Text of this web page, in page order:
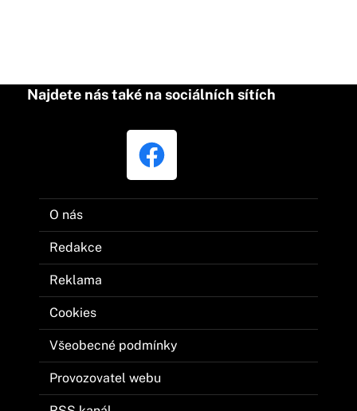
Najdete nás také na sociálních sítích
O nás
Redakce
Reklama
Cookies
Všeobecné podmínky
Provozovatel webu